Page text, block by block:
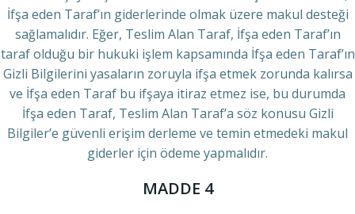
İfşa eden Taraf’ın giderlerinde olmak üzere makul desteği
sağlamalıdır. Eğer, Teslim Alan Taraf, İfşa eden Taraf’ın
taraf olduğu bir hukuki işlem kapsamında İfşa eden Taraf’ın
Gizli Bilgilerini yasaların zoruyla ifşa etmek zorunda kalırsa
ve İfşa eden Taraf bu ifşaya itiraz etmez ise, bu durumda
İfşa eden Taraf, Teslim Alan Taraf’a söz konusu Gizli
Bilgiler’e güvenli erişim derleme ve temin etmedeki makul
giderler için ödeme yapmalıdır.
MADDE 4